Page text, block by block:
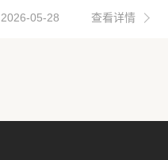
2026-05-28 查看详情